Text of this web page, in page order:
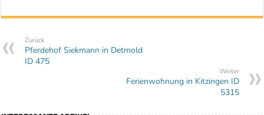
Zurück
Pferdehof Siekmann in Detmold
ID 475
Weiter
Ferienwohnung in Kitzingen ID
5315